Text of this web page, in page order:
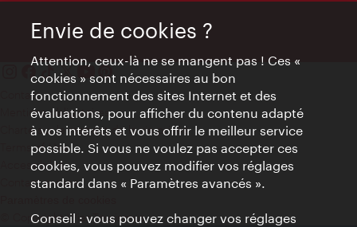
Contact
Mentions obligatoires
Charte sur le respect de la vie privée
Terms of Use
Accessibilité
Contact presse
© Copyright WienTourismus
Envie de cookies ?
Attention, ceux-là ne se mangent pas ! Ces «
cookies » sont nécessaires au bon
fonctionnement des sites Internet et des
évaluations, pour afficher du contenu adapté
à vos intérêts et vous offrir le meilleur service
possible. Si vous ne voulez pas accepter ces
cookies, vous pouvez modifier vos réglages
standard dans « Paramètres avancés ».
Conseil : vous pouvez changer vos réglages